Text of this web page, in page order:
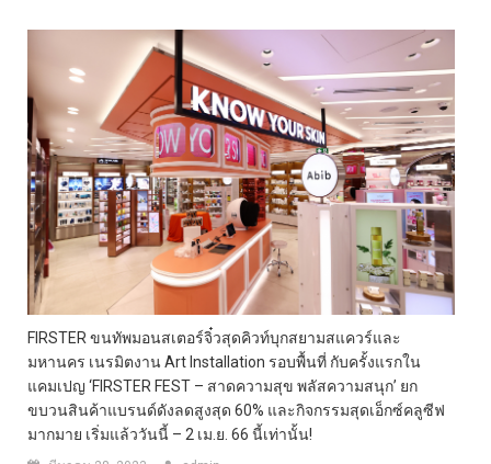
FIRSTER ขนทัพมอนสเตอร์จิ๋วสุดคิวท์บุกสยามสแควร์และ
มหานคร เนรมิตงาน Art Installation รอบพื้นที่ กับครั้งแรกใน
แคมเปญ ‘FIRSTER FEST – สาดความสุข พลัสความสนุก’ ยก
ขบวนสินค้าแบรนด์ดังลดสูงสุด 60% และกิจกรรมสุดเอ็กซ์คลูซีฟ
มากมาย เริ่มแล้ววันนี้ – 2 เม.ย. 66 นี้เท่านั้น!